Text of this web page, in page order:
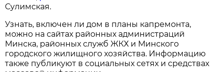
Сулимская.
Узнать, включен ли дом в планы капремонта,
можно на сайтах районных администраций
Минска, районных служб ЖКХ и Минского
городского жилищного хозяйства. Информацию
также публикуют в социальных сетях и средствах